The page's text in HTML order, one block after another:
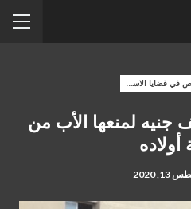
محامي متخصص في قضايا الاسره
مطلقة 20 ألف جنيه لمنعها الأب من
أولاده
2020